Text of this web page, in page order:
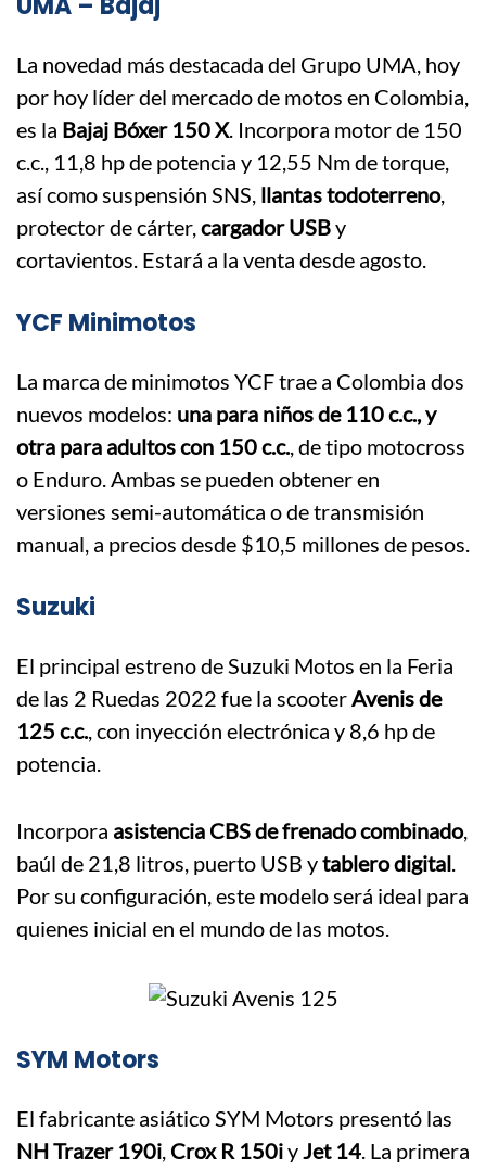
La novedad más destacada del Grupo UMA, hoy
por hoy líder del mercado de motos en Colombia,
es la Bajaj Bóxer 150 X. Incorpora motor de 150
c.c., 11,8 hp de potencia y 12,55 Nm de torque,
así como suspensión SNS, llantas todoterreno,
protector de cárter,cargador USBy
cortavientos. Estará a la venta desde agosto.
YCF Minimotos
La marca de minimotos YCF trae a Colombia dos
nuevos modelos: una para niños de 110 c.c., y
otra para adultos con 150 c.c., de tipo motocross
o Enduro. Ambas se pueden obtener en
versiones semi-automática o de transmisión
manual, a precios desde $10,5 millones de pesos.
Suzuki
El principal estreno de Suzuki Motos en la Feria
de las 2 Ruedas 2022 fue la scooterAvenis de
125 c.c., con inyección electrónica y 8,6 hp de
potencia.
Incorpora asistencia CBS de frenado combinado,
baúl de 21,8 litros, puerto USB ytablero digital.
Por su configuración, este modelo será ideal para
quienes inicial en el mundo de las motos.
SYM Motors
El fabricante asiático SYM Motors presentó las
NH Trazer 190i, Crox R 150iyJet 14. La primera